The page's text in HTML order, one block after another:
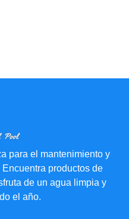
para el mantenimiento y
productos de
de un agua limpia y
el año.